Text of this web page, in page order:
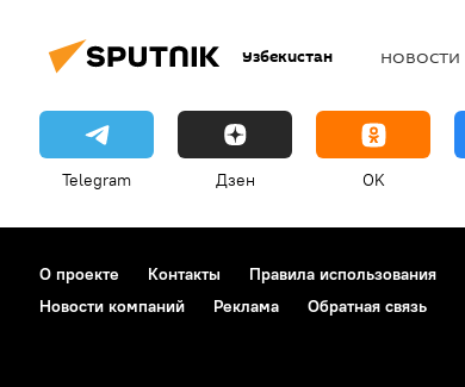
Узбекистан НОВОСТИ
Telegram Дзен OK
О проекте Контакты Правила использования
Новости компаний
Реклама Обратная связь